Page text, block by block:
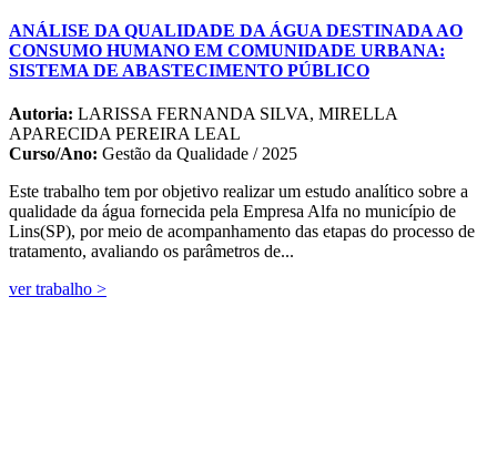
ANÁLISE DA QUALIDADE DA ÁGUA DESTINADA AO
CONSUMO HUMANO EM COMUNIDADE URBANA:
SISTEMA DE ABASTECIMENTO PÚBLICO
Autoria: LARISSA FERNANDA SILVA, MIRELLA
APARECIDA PEREIRA LEAL
Curso/Ano: Gestão da Qualidade / 2025
Este trabalho tem por objetivo realizar um estudo analítico sobre a
qualidade da água fornecida pela Empresa Alfa no município de
Lins(SP), por meio de acompanhamento das etapas do processo de
tratamento, avaliando os parâmetros de...
ver trabalho >